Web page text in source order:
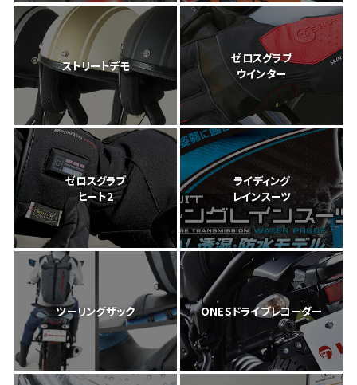
ストリートデモ
ゼロスグラブ
ウインター
ゼロスグラブ
ヒート2
ライディング
レインスーツ
ツーリングザック ONESドライブレコーダー